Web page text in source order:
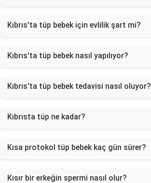
Kıbrıs'ta tüp bebek için evlilik şart mi?
Kıbrıs'ta tüp bebek nasıl yapılıyor?
Kıbrıs'ta tüp bebek tedavisi nasıl oluyor?
Kıbrısta tüp ne kadar?
Kısa protokol tüp bebek kaç gün sürer?
Kısır bir erkeğin spermi nasıl olur?